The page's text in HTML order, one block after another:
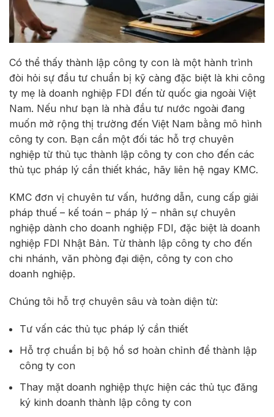
Có thể thấy thành lập công ty con là một hành trình
đòi hỏi sự đầu tư chuẩn bị kỹ càng đặc biệt là khi công
ty mẹ là doanh nghiệp FDI đến từ quốc gia ngoài Việt
Nam. Nếu như bạn là nhà đầu tư nước ngoài đang
muốn mở rộng thị trường đến Việt Nam bằng mô hình
công ty con. Bạn cần một đối tác hỗ trợ chuyên
nghiệp từ thủ tục thành lập công ty con cho đến các
thủ tục pháp lý cần thiết khác, hãy liên hệ ngay KMC.
KMC đơn vị chuyên tư vấn, hướng dẫn, cung cấp giải
pháp thuế – kế toán – pháp lý – nhân sự chuyên
nghiệp dành cho doanh nghiệp FDI, đặc biệt là doanh
nghiệp FDI Nhật Bản. Từ thành lập công ty cho đến
chi nhánh, văn phòng đại diện, công ty con cho
doanh nghiệp.
Chúng tôi hỗ trợ chuyên sâu và toàn diện từ:
Tư vấn các thủ tục pháp lý cần thiết
Hỗ trợ chuẩn bị bộ hồ sơ hoàn chỉnh để thành lập
công ty con
Thay mặt doanh nghiệp thực hiện các thủ tục đăng
ký kinh doanh thành lập công ty con